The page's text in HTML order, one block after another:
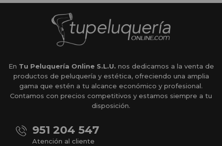
En Tu Peluquería Online S.L.U. nos dedicamos a la venta de
productos de peluquería y estética, ofreciendo una amplia
gama que estén a tu alcance económico y profesional.
Contamos con precios competitivos y estamos siempre a tu
disposición.
951 204 547
Atención al cliente